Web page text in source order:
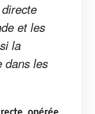
et les
la
dans les